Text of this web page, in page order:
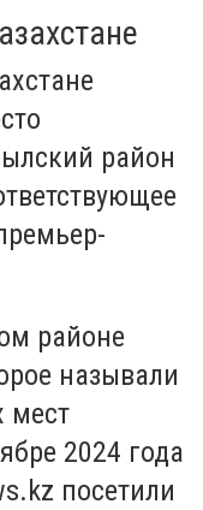
район
районе
называли
мест
2024 года
посетили